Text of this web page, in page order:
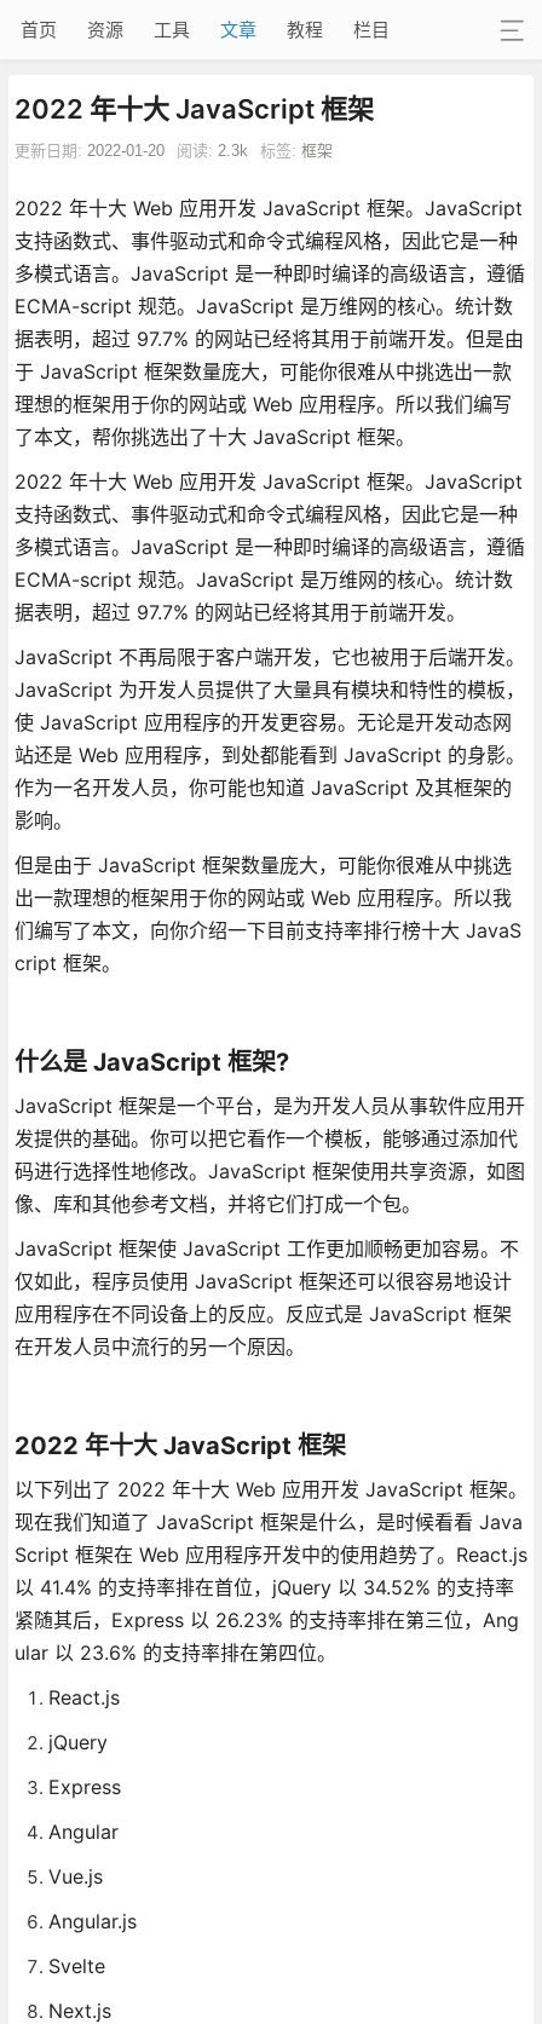
首页 资源 工具 文章 教程 栏目
2022 年十大 JavaScript 框架
更新日期: 2022-01-20 阅读: 2.3k 标签: 框架
2022 年十大 Web 应用开发 JavaScript 框架。JavaScript
支持函数式、事件驱动式和命令式编程风格，因此它是一种
多模式语言。JavaScript 是一种即时编译的高级语言，遵循
ECMA-script 规范。JavaScript 是万维网的核心。统计数
据表明，超过 97.7% 的网站已经将其用于前端开发。但是由
于 JavaScript 框架数量庞大，可能你很难从中挑选出一款
理想的框架用于你的网站或 Web 应用程序。所以我们编写
了本文，帮你挑选出了十大 JavaScript 框架。
2022 年十大 Web 应用开发 JavaScript 框架。JavaScript
支持函数式、事件驱动式和命令式编程风格，因此它是一种
多模式语言。JavaScript 是一种即时编译的高级语言，遵循
ECMA-script 规范。JavaScript 是万维网的核心。统计数
据表明，超过 97.7% 的网站已经将其用于前端开发。
JavaScript 不再局限于客户端开发，它也被用于后端开发。
JavaScript 为开发人员提供了大量具有模块和特性的模板，
使 JavaScript 应用程序的开发更容易。无论是开发动态网
站还是 Web 应用程序，到处都能看到 JavaScript 的身影。
作为一名开发人员，你可能也知道 JavaScript 及其框架的
影响。
但是由于 JavaScript 框架数量庞大，可能你很难从中挑选
出一款理想的框架用于你的网站或 Web 应用程序。所以我
们编写了本文，向你介绍一下目前支持率排行榜十大 JavaS
cript 框架。
什么是 JavaScript 框架?
JavaScript 框架是一个平台，是为开发人员从事软件应用开
发提供的基础。你可以把它看作一个模板，能够通过添加代
码进行选择性地修改。JavaScript 框架使用共享资源，如图
像、库和其他参考文档，并将它们打成一个包。
JavaScript 框架使 JavaScript 工作更加顺畅更加容易。不
仅如此，程序员使用 JavaScript 框架还可以很容易地设计
应用程序在不同设备上的反应。反应式是 JavaScript 框架
在开发人员中流行的另一个原因。
2022 年十大 JavaScript 框架
以下列出了 2022 年十大 Web 应用开发 JavaScript 框架。
现在我们知道了 JavaScript 框架是什么，是时候看看 Java
Script 框架在 Web 应用程序开发中的使用趋势了。React.js
以 41.4% 的支持率排在首位，jQuery 以 34.52% 的支持率
紧随其后，Express 以 26.23% 的支持率排在第三位，Ang
ular 以 23.6% 的支持率排在第四位。
React.js
jQuery
Express
Angular
Vue.js
Angular.js
Svelte
Next.js